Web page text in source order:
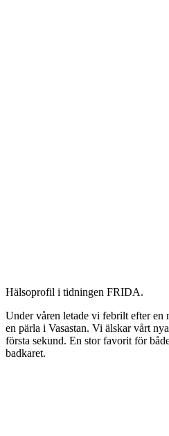
Hälsoprofil i tidningen FRIDA.
Under våren letade vi febrilt efter
en pärla i Vasastan. Vi älskar vårt
första sekund. En stor favorit för
badkaret.